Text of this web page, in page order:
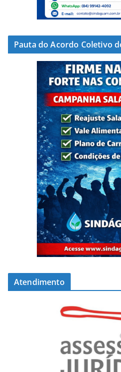
Pauta do Acordo Coletivo
Atendimento